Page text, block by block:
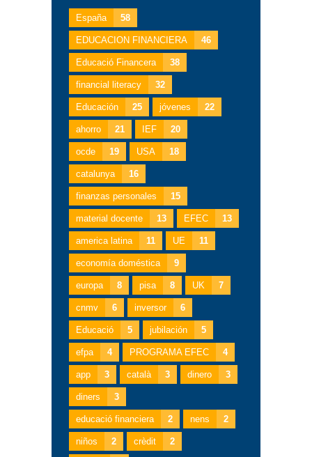
España 58
EDUCACION FINANCIERA 46
Educació Financera 38
financial literacy 32
Educación 25 jóvenes 22
ahorro 21 IEF 20
ocde 19 USA 18
catalunya 16
finanzas personales 15
material docente 13 EFEC 13
america latina 11 UE 11
economía doméstica 9
europa 8 pisa 8 UK 7
cnmv 6 inversor 6
Educació 5 jubilación 5
efpa 4 PROGRAMA EFEC 4
app 3 català 3 dinero 3
diners 3
educació financiera 2 nens 2
niños 2 crèdit 2